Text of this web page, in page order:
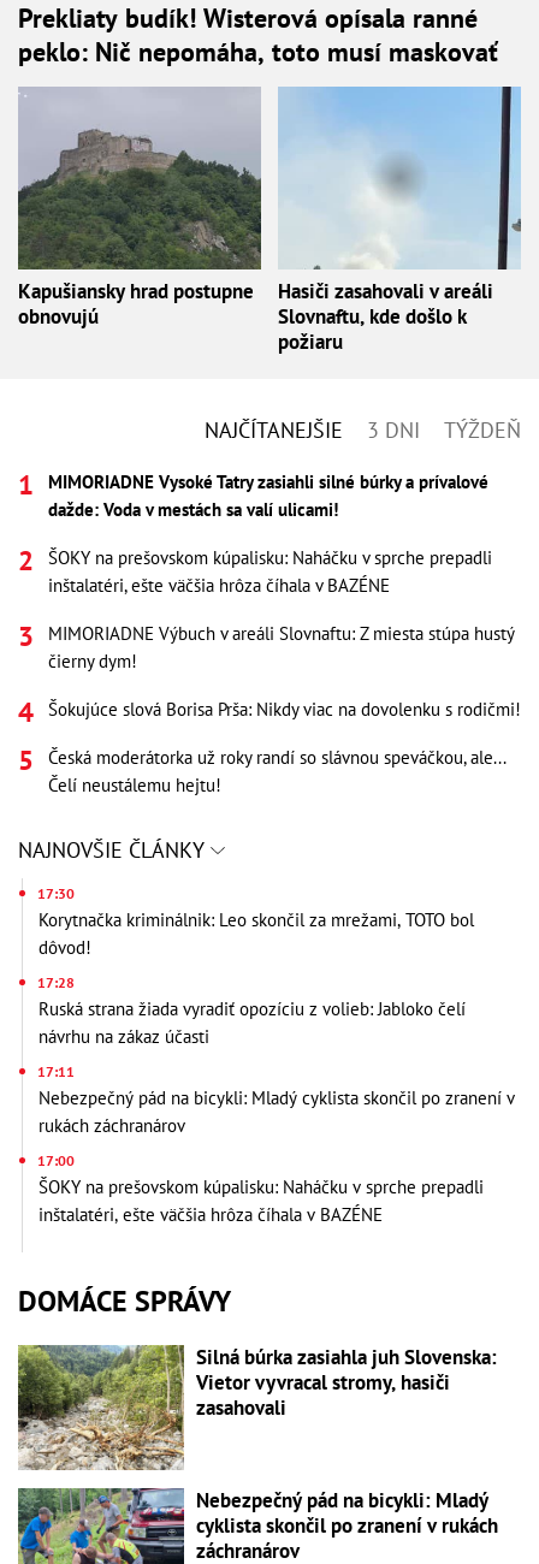
Prekliaty budík! Wisterová opísala ranné
peklo: Nič nepomáha, toto musí maskovať
Kapušiansky hrad postupne
obnovujú
Hasiči zasahovali v areáli
Slovnaftu, kde došlo k
požiaru
NAJČÍTANEJŠIE 3 DNI TÝŽDEŇ
MIMORIADNE Vysoké Tatry zasiahli silné búrky a prívalové
dažde: Voda v mestách sa valí ulicami!
ŠOKY na prešovskom kúpalisku: Naháčku v sprche prepadli
inštalatéri, ešte väčšia hrôza číhala v BAZÉNE
MIMORIADNE Výbuch v areáli Slovnaftu: Z miesta stúpa hustý
čierny dym!
Šokujúce slová Borisa Prša: Nikdy viac na dovolenku s rodičmi!
Česká moderátorka už roky randí so slávnou speváčkou, ale...
Čelí neustálemu hejtu!
NAJNOVŠIE ČLÁNKY
17:30
Korytnačka kriminálnik: Leo skončil za mrežami, TOTO bol
dôvod!
17:28
Ruská strana žiada vyradiť opozíciu z volieb: Jabloko čelí
návrhu na zákaz účasti
17:11
Nebezpečný pád na bicykli: Mladý cyklista skončil po zranení v
rukách záchranárov
17:00
ŠOKY na prešovskom kúpalisku: Naháčku v sprche prepadli
inštalatéri, ešte väčšia hrôza číhala v BAZÉNE
DOMÁCE SPRÁVY
Silná búrka zasiahla juh Slovenska:
Vietor vyvracal stromy, hasiči
zasahovali
Nebezpečný pád na bicykli: Mladý
cyklista skončil po zranení v rukách
záchranárov